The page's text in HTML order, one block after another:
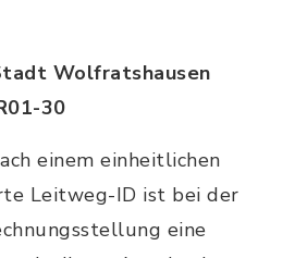
Wolfratshausen
30
einem einheitlichen
Leitweg-ID ist bei der
eine